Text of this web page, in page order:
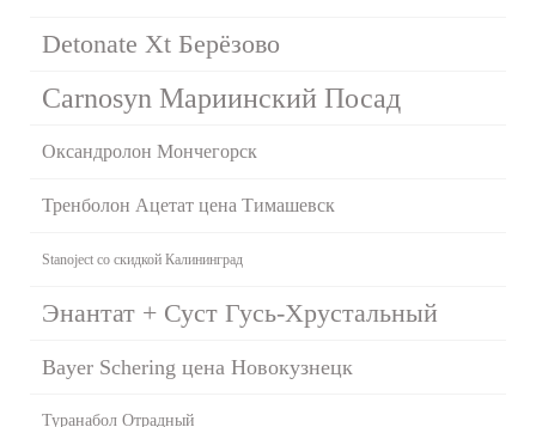
Detonate Xt Берёзово
Carnosyn Мариинский Посад
Оксандролон Мончегорск
Тренболон Ацетат цена Тимашевск
Stanoject со скидкой Калининград
Энантат + Суст Гусь-Хрустальный
Bayer Schering цена Новокузнецк
Туранабол Отрадный